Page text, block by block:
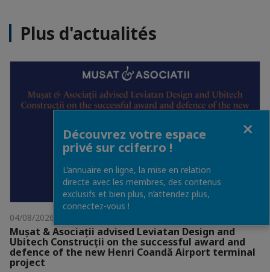
Plus d'actualités
04/08/2026
Mușat & Asociații advised Leviatan Design and
Ubitech Construcții on the successful award and
defence of the new Henri Coandă Airport terminal
project
Découvrez votre espace
privé sur ccifer.ro !
L’annuaire en ligne, la mise en relation
directe avec les membres, des contenus
exclusifs et bien plus, n’attendez plus,
connectez-vous !